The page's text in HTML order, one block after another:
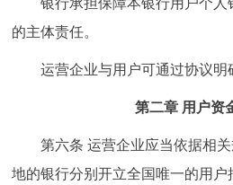
银行承担保障本银行用户个人
的主体责任。
运营企业与用户可通过协议明
第二章 用户资
第六条 运营企业应当依据相关
地的银行分别开立全国唯一的用